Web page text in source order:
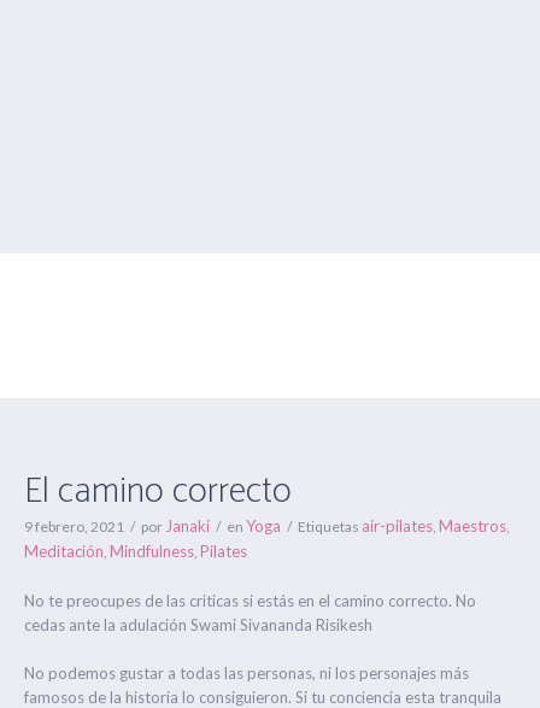
El camino correcto
9 febrero, 2021 por Janaki en Yoga Etiquetas air-pilates, Maestros,
Meditación, Mindfulness, Pilates
No te preocupes de las criticas si estás en el camino correcto. No
cedas ante la adulación Swami Sivananda Risikesh
No podemos gustar a todas las personas, ni los personajes más
famosos de la historia lo consiguieron. Si tu conciencia esta tranquila